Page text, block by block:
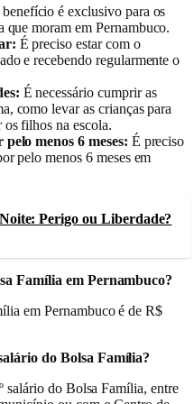
é exclusivo para os
moram em Pernambuco.
É preciso estar com o
e recebendo regularmente o
É necessário cumprir as
como levar as crianças para
os filhos na escola.
menos 6 meses: É preciso
pelo menos 6 meses em
Perigo ou Liberdade?
Família em Pernambuco?
em Pernambuco é de R$
do Bolsa Família?
salário do Bolsa Família, entre